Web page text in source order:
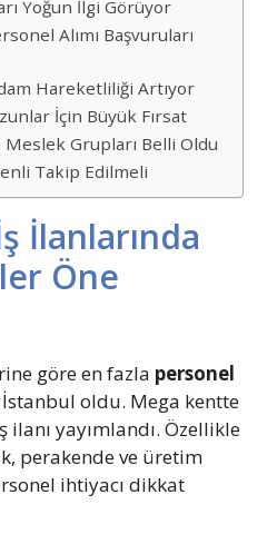
Yoğun İlgi Görüyor
Alımı Başvuruları
Hareketliliği Artıyor
İçin Büyük Fırsat
Meslek Grupları Belli Oldu
Takip Edilmeli
İlanlarında
Öne
göre en fazla personel
oldu. Mega kentte
ilanı yayımlandı. Özellikle
perakende ve üretim
ihtiyacı dikkat